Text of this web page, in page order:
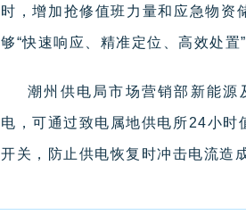
时，增加抢修值班力量和应急物资
够“快速响应、精准定位、高效处置
潮州供电局市场营销部新能
电，可通过致电属地供电所24小时
开关，防止供电恢复时冲击电流造